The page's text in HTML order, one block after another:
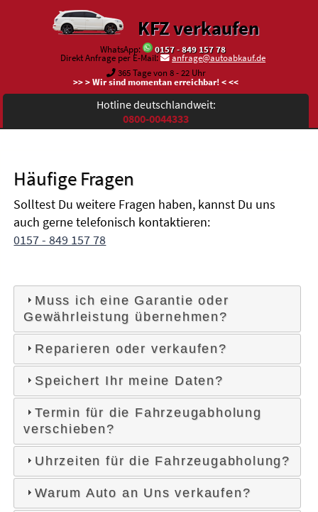
KFZ verkaufen
WhatsApp:
0157 - 849 157 78
Direkt Anfrage per E-Mail:
anfrage@autoabkauf.de
365 Tage von 8 - 22 Uhr
>> > Wir sind momentan erreichbar! < <<
Hotline deutschlandweit:
0800-0044333
Häufige Fragen
Solltest Du weitere Fragen haben, kannst Du uns
auch gerne telefonisch kontaktieren:
0157 - 849 157 78
Muss ich eine Garantie oder
Gewährleistung übernehmen?
Reparieren oder verkaufen?
Speichert Ihr meine Daten?
Termin für die Fahrzeugabholung
verschieben?
Uhrzeiten für die Fahrzeugabholung?
Warum Auto an Uns verkaufen?